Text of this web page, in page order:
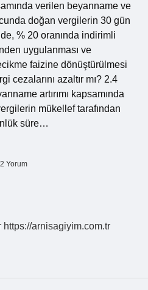
verilen beyanname ve
doğan vergilerin 30 gün
% 20 oranında indirimli
uygulanması ve
faizine dönüştürülmesi
cezalarını azaltır mı? 2.4
artırımı kapsamında
mükellef tarafından
süre…
2 Yorum
https://arnisagiyim.com.tr